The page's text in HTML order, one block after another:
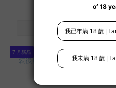
然
有
機
7 月新品